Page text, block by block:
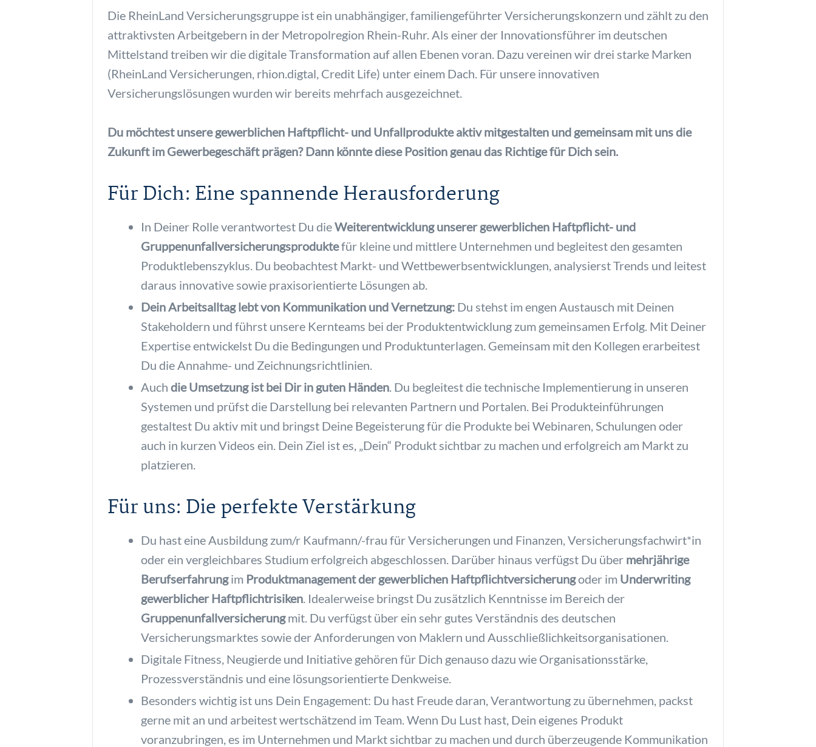
Die RheinLand Versicherungsgruppe ist ein unabhängiger, familiengeführter Versicherungskonzern und zählt zu den
attraktivsten Arbeitgebern in der Metropolregion Rhein-Ruhr. Als einer der Innovationsführer im deutschen
Mittelstand treiben wir die digitale Transformation auf allen Ebenen voran. Dazu vereinen wir drei starke Marken
(RheinLand Versicherungen, rhion.digtal, Credit Life) unter einem Dach. Für unsere innovativen
Versicherungslösungen wurden wir bereits mehrfach ausgezeichnet.
Du möchtest unsere gewerblichen Haftpflicht- und Unfallprodukte aktiv mitgestalten und gemeinsam mit uns die
Zukunft im Gewerbegeschäft prägen? Dann könnte diese Position genau das Richtige für Dich sein.
Für Dich: Eine spannende Herausforderung
In Deiner Rolle verantwortest Du dieWeiterentwicklung unserer gewerblichen Haftpflicht- und
Gruppenunfallversicherungsproduktefür kleine und mittlere Unternehmen und begleitest den gesamten
Produktlebenszyklus. Du beobachtest Markt- und Wettbewerbsentwicklungen, analysierst Trends und leitest
daraus innovative sowie praxisorientierte Lösungen ab.
Dein Arbeitsalltag lebt von Kommunikation und Vernetzung: Du stehst im engen Austausch mit Deinen
Stakeholdern und führst unsere Kernteams bei der Produktentwicklung zum gemeinsamen Erfolg. Mit Deiner
Expertise entwickelst Du die Bedingungen und Produktunterlagen. Gemeinsam mit den Kollegen erarbeitest
Du die Annahme- und Zeichnungsrichtlinien.
Auch die Umsetzung ist bei Dir in guten Händen . Du begleitest die technische Implementierung in unseren
Systemen und prüfst die Darstellung bei relevanten Partnern und Portalen. Bei Produkteinführungen
gestaltest Du aktiv mit und bringst Deine Begeisterung für die Produkte bei Webinaren, Schulungen oder
auch in kurzen Videos ein. Dein Ziel ist es, „Dein“ Produkt sichtbar zu machen und erfolgreich am Markt zu
platzieren.
Für uns: Die perfekte Verstärkung
Du hast eine Ausbildung zum/r Kaufmann/-frau für Versicherungen und Finanzen, Versicherungsfachwirt*in
oder ein vergleichbares Studium erfolgreich abgeschlossen. Darüber hinaus verfügst Du über mehrjährige
Berufserfahrungim Produktmanagement der gewerblichen Haftpflichtversicherungoder im Underwriting
gewerblicher Haftpflichtrisiken . Idealerweise bringst Du zusätzlich Kenntnisse im Bereich der
Gruppenunfallversicherungmit. Du verfügst über ein sehr gutes Verständnis des deutschen
Versicherungsmarktes sowie der Anforderungen von Maklern und Ausschließlichkeitsorganisationen.
Digitale Fitness, Neugierde und Initiative gehören für Dich genauso dazu wie Organisationsstärke,
Prozessverständnis und eine lösungsorientierte Denkweise.
Besonders wichtig ist uns Dein Engagement: Du hast Freude daran, Verantwortung zu übernehmen, packst
gerne mit an und arbeitest wertschätzend im Team. Wenn Du Lust hast, Dein eigenes Produkt
voranzubringen, es im Unternehmen und Markt sichtbar zu machen und durch überzeugende Kommunikation